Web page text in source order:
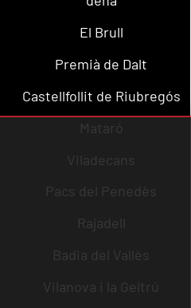
El Brull
Premià de Dalt
Castellfollit de Riubregós
Mataró
Viladecans
Pacs del Penedès
Rajadell
Badia del Vallès
Vilanova i la Geltrú